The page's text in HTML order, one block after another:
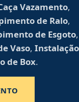
Vazamento,
de Ralo,
de Esgoto,
Vaso, Instalação
de Box.